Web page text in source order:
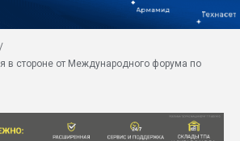
заводу пластмасс"
28.07.2026
в стороне от Международного форума по